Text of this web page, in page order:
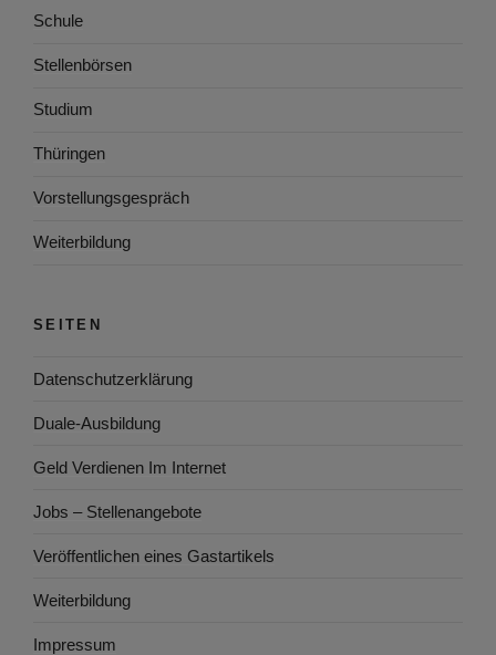
Schule
Stellenbörsen
Studium
Thüringen
Vorstellungsgespräch
Weiterbildung
SEITEN
Datenschutzerklärung
Duale-Ausbildung
Geld Verdienen Im Internet
Jobs – Stellenangebote
Veröffentlichen eines Gastartikels
Weiterbildung
Impressum